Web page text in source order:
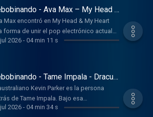
- Ava Max – My Head &
Heart - 29/07/26
Max encontró en My Head & My Heart
forma de unir el pop electrónico actual
una melodía reconocible de los años 90,
2026- 04 min 11 s
- Tame Impala - Dracula
07/26
Kevin Parker es la persona
de Tame Impala. Bajo esa
ha construido durante años
2026- 04 min 34 s